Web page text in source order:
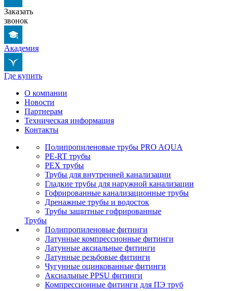
Заказать
звонок
Академия
Где купить
О компании
Новости
Партнерам
Техническая информация
Контакты
Полипропиленовые трубы PRO AQUA
PE-RT трубы
PEX трубы
Трубы для внутренней канализации
Гладкие трубы для наружной канализации
Гофрированные канализационные трубы
Дренажные трубы и водосток
Трубы защитные гофрированные
Трубы
Полипропиленовые фитинги
Латунные компрессионные фитинги
Латунные аксиальные фитинги
Латунные резьбовые фитинги
Чугунные оцинкованные фитинги
Аксиальные PPSU фитинги
Компрессионные фитинги для ПЭ труб